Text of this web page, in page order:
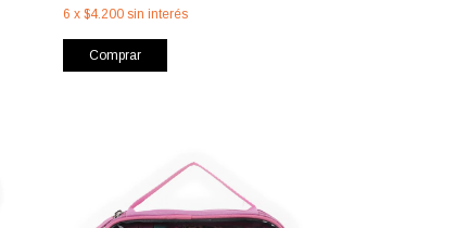
6 x $4.200 sin interés
Comprar